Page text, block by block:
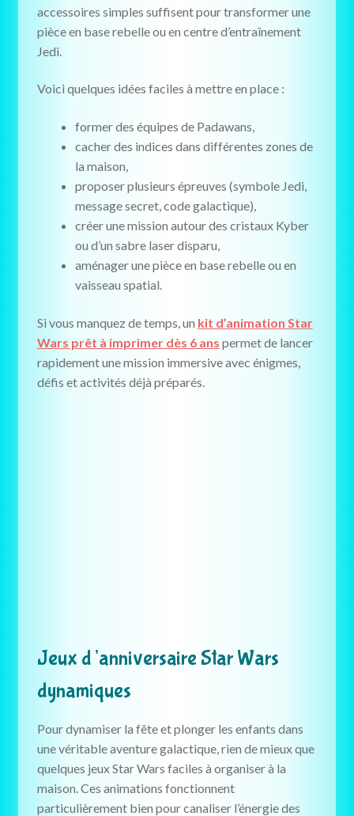
accessoires simples suffisent pour transformer une
pièce en base rebelle ou en centre d’entraînement
Jedi.
Voici quelques idées faciles à mettre en place :
former des équipes de Padawans,
cacher des indices dans différentes zones de
la maison,
proposer plusieurs épreuves (symbole Jedi,
message secret, code galactique),
créer une mission autour des cristaux Kyber
ou d’un sabre laser disparu,
aménager une pièce en base rebelle ou en
vaisseau spatial.
Si vous manquez de temps, un kit d’animation Star
Wars prêt à imprimer dès 6 ans permet de lancer
rapidement une mission immersive avec énigmes,
défis et activités déjà préparés.
Jeux d’anniversaire Star Wars
dynamiques
Pour dynamiser la fête et plonger les enfants dans
une véritable aventure galactique, rien de mieux que
quelques jeux Star Wars faciles à organiser à la
maison. Ces animations fonctionnent
particulièrement bien pour canaliser l’énergie des